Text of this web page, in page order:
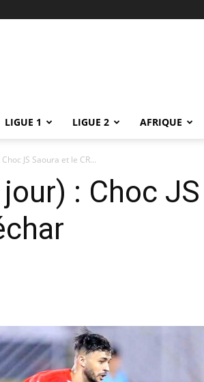
LIGUE 1 LIGUE 2 AFRIQUE
JS Saoura et le CR...
: Choc